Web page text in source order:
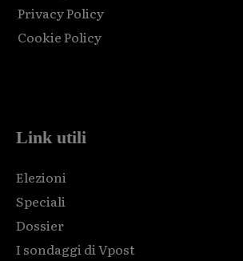
Privacy Policy
Cookie Policy
Link utili
Elezioni
Speciali
Dossier
I sondaggi di Vpost